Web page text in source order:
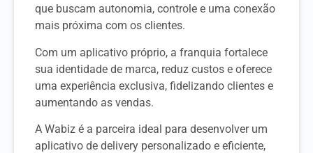
que buscam autonomia, controle e uma conexão
mais próxima com os clientes.
Com um aplicativo próprio, a franquia fortalece
sua identidade de marca, reduz custos e oferece
uma experiência exclusiva, fidelizando clientes e
aumentando as vendas.
A Wabiz é a parceira ideal para desenvolver um
aplicativo de delivery personalizado e eficiente,